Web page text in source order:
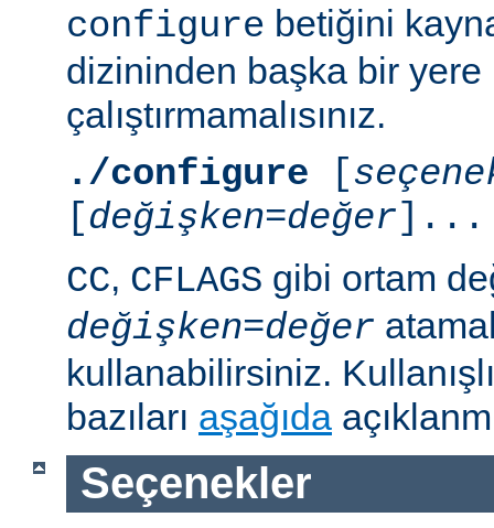
configure betiğini
dizininden başka bir yere
çalıştırmamalısınız.
./configure [
[değişken=değer]...
CC, CFLAGS gibi ortam
değişken=değer
kullanabilirsiniz.
bazıları aşağıda
Seçenekler